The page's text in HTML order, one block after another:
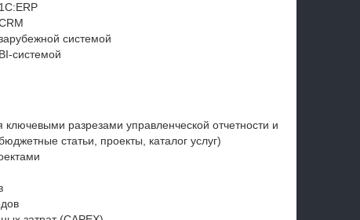
системой
системой
разрезами управленческой отчетности и
статьи, проекты, каталог услуг)